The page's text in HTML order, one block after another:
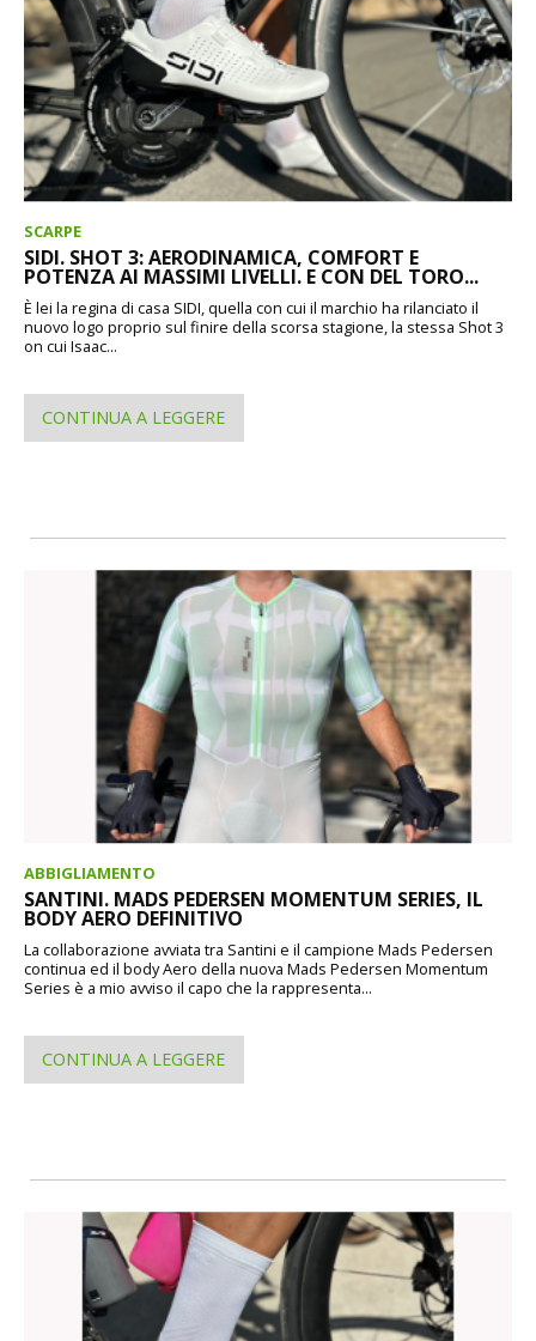
SCARPE
SIDI. SHOT 3: AERODINAMICA, COMFORT E
POTENZA AI MASSIMI LIVELLI. E CON DEL TORO...
È lei la regina di casa SIDI, quella con cui il marchio ha rilanciato il
nuovo logo proprio sul finire della scorsa stagione, la stessa Shot 3
on cui Isaac...
CONTINUA A LEGGERE
ABBIGLIAMENTO
SANTINI. MADS PEDERSEN MOMENTUM SERIES, IL
BODY AERO DEFINITIVO
La collaborazione avviata tra Santini e il campione Mads Pedersen
continua ed il body Aero della nuova Mads Pedersen Momentum
Series è a mio avviso il capo che la rappresenta...
CONTINUA A LEGGERE